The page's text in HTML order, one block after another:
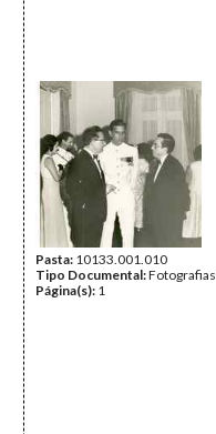
Pasta: 10133.001.010
Tipo Documental:Fotografias
Página(s): 1